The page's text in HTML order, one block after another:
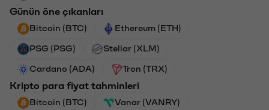
Günün öne çıkanları
Bitcoin (BTC) Ethereum (ETH)
PSG (PSG) Stellar (XLM)
Cardano (ADA) Tron (TRX)
Kripto para fiyat tahminleri
Bitcoin (BTC) Vanar (VANRY)